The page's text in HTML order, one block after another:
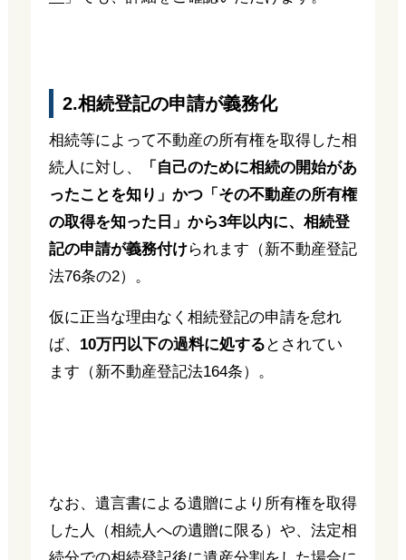
2.相続登記の申請が義務化
相続等によって不動産の所有権を取得した相
続人に対し、
「自己のために相続の開始があ
ったことを知り」かつ「その不動産の所有権
の取得を知った日」から3年以内に、相続登
記の申請が義務付けられます（新不動産登記
法76条の2）。
仮に正当な理由なく相続登記の申請を怠れ
ば、 10万円以下の過料に処する とされてい
ます（新不動産登記法164条）。
なお、遺言書による遺贈により所有権を取得
した人（相続人への遺贈に限る）や、法定相